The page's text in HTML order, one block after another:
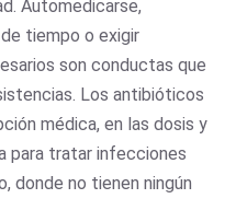
Automedicarse,
tiempo o exigir
son conductas que
Los antibióticos
médica, en las dosis y
para tratar infecciones
donde no tienen ningún